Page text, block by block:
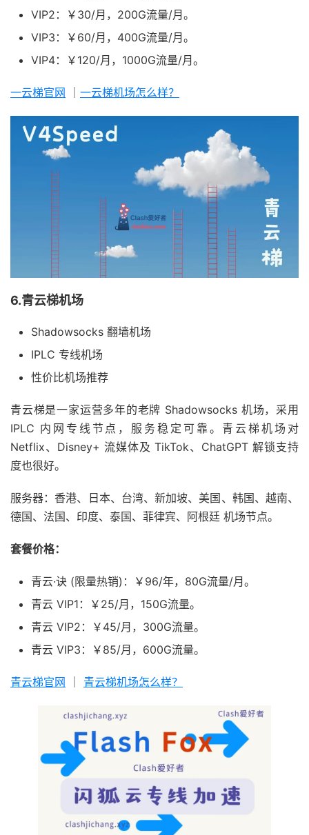
VIP2：￥30/月，200G流量/月。
VIP3：￥60/月，400G流量/月。
VIP4：￥120/月，1000G流量/月。
一云梯官网 一云梯机场怎么样？
6.青云梯机场
Shadowsocks 翻墙机场
IPLC 专线机场
性价比机场推荐
青云梯是一家运营多年的老牌 Shadowsocks 机场，采用
IPLC 内网专线节点，服务稳定可靠。青云梯机场对
Netflix、Disney+ 流媒体及 TikTok、ChatGPT 解锁支持
度也很好。
服务器：香港、日本、台湾、新加坡、美国、韩国、越南、
德国、法国、印度、泰国、菲律宾、阿根廷 机场节点。
套餐价格：
青云·诀 (限量热销)：￥96/年，80G流量/月。
青云 VIP1：￥25/月，150G流量。
青云 VIP2：￥45/月，300G流量。
青云 VIP3：￥85/月，600G流量。
青云梯官网 青云梯机场怎么样？